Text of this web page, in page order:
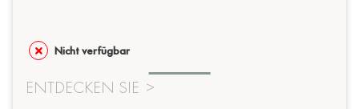
Nicht verfügbar
ENTDECKEN SIE >